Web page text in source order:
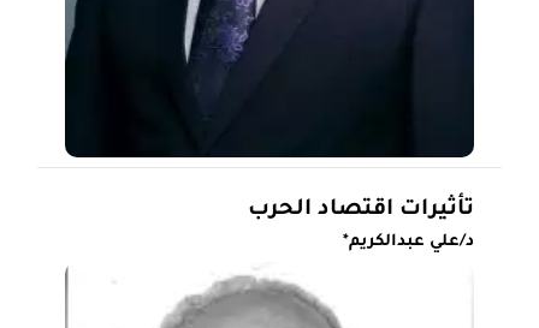
تأثيرات اقتصاد الحرب
د/علي عبدالكريم*